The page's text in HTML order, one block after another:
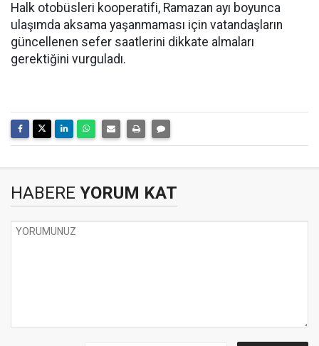
Halk otobüsleri kooperatifi, Ramazan ayı boyunca
ulaşımda aksama yaşanmaması için vatandaşların
güncellenen sefer saatlerini dikkate almaları
gerektiğini vurguladı.
HABERE YORUM KAT